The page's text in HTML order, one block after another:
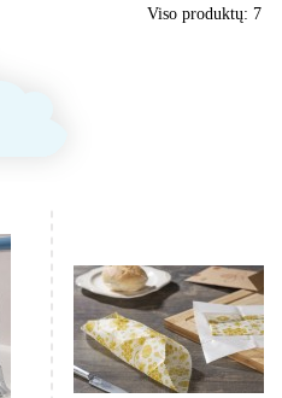
Viso produktų: 7